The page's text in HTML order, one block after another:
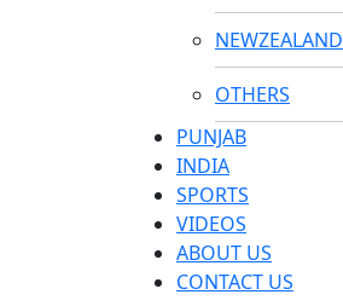
NEWZEALAND
OTHERS
PUNJAB
INDIA
SPORTS
VIDEOS
ABOUT US
CONTACT US